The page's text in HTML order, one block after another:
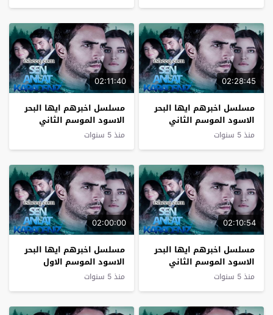
02:28:45
مسلسل اخبرهم ايها البحر
الاسود الموسم الثاني
الحلقة 3
منذ 5 سنوات
02:11:40
مسلسل اخبرهم ايها البحر
الاسود الموسم الثاني
الحلقة 2
منذ 5 سنوات
02:10:54
مسلسل اخبرهم ايها البحر
الاسود الموسم الثاني
الحلقة 1
منذ 5 سنوات
02:00:00
مسلسل اخبرهم ايها البحر
الاسود الموسم الاول
الحلقة 21 نهاية الموسم
منذ 5 سنوات